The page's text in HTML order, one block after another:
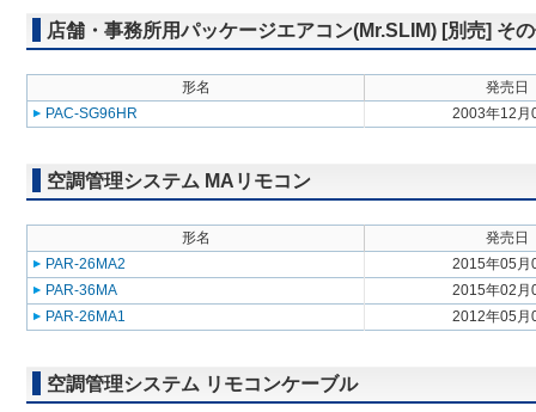
店舗・事務所用パッケージエアコン(Mr.SLIM) [別売] そ
形名
発売日
PAC-SG96HR
2003年12月
空調管理システム MAリモコン
形名
発売日
PAR-26MA2
2015年05月
PAR-36MA
2015年02月
PAR-26MA1
2012年05月
空調管理システム リモコンケーブル